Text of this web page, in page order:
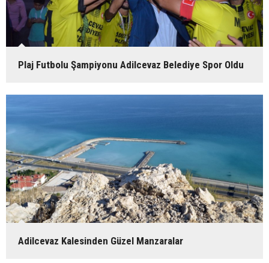
Plaj Futbolu Şampiyonu Adilcevaz Belediye Spor Oldu
Adilcevaz Kalesinden Güzel Manzaralar